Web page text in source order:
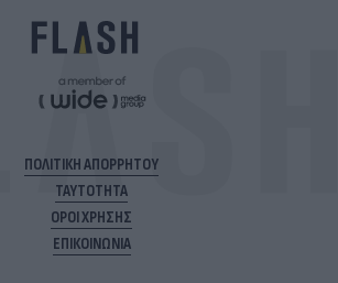
ΠΟΛΙΤΙΚΗ ΑΠΟΡΡΗΤΟΥ
ΤΑΥΤΟΤΗΤΑ
ΟΡΟΙ ΧΡΗΣΗΣ
ΕΠΙΚΟΙΝΩΝΙΑ